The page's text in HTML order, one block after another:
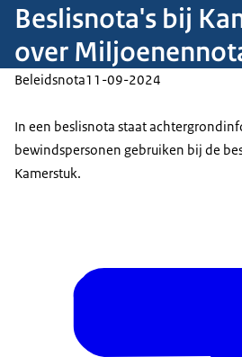
Beslisnota's bij
over
Beleidsnota11-09-2024
In een beslisnota staat
bewindspersonen gebruiken bij de
Kamerstuk.